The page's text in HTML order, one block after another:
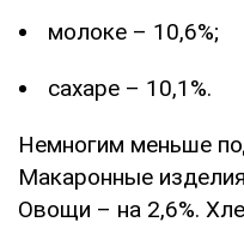
молоке – 10,6%;
сахаре – 10,1%.
Немногим меньше
Макаронные
Овощи – на 2,6%.